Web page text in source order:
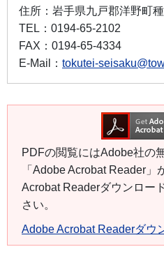
住所： 岩手県九戸郡洋野町
TEL： 0194-65-2102
FAX： 0194-65-4334
E-Mail： tokutei-
PDFの閲覧にはAdobe社の
「Adobe Acrobat Reader
Acrobat Readerダウンロー
さい。
Adobe Acrobat Readerダウ